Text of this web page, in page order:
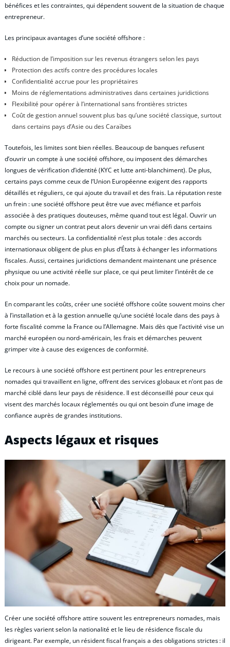
bénéfices et les contraintes, qui dépendent souvent de la situation de chaque
entrepreneur.
Les principaux avantages d’une société offshore :
Réduction de l’imposition sur les revenus étrangers selon les pays
Protection des actifs contre des procédures locales
Confidentialité accrue pour les propriétaires
Moins de réglementations administratives dans certaines juridictions
Flexibilité pour opérer à l’international sans frontières strictes
Coût de gestion annuel souvent plus bas qu’une société classique, surtout
dans certains pays d’Asie ou des Caraïbes
Toutefois, les limites sont bien réelles. Beaucoup de banques refusent
d’ouvrir un compte à une société offshore, ou imposent des démarches
longues de vérification d’identité (KYC et lutte anti-blanchiment). De plus,
certains pays comme ceux de l’Union Européenne exigent des rapports
détaillés et réguliers, ce qui ajoute du travail et des frais. La réputation reste
un frein : une société offshore peut être vue avec méfiance et parfois
associée à des pratiques douteuses, même quand tout est légal. Ouvrir un
compte ou signer un contrat peut alors devenir un vrai défi dans certains
marchés ou secteurs. La confidentialité n’est plus totale : des accords
internationaux obligent de plus en plus d’États à échanger les informations
fiscales. Aussi, certaines juridictions demandent maintenant une présence
physique ou une activité réelle sur place, ce qui peut limiter l’intérêt de ce
choix pour un nomade.
En comparant les coûts, créer une société offshore coûte souvent moins cher
à l’installation et à la gestion annuelle qu’une société locale dans des pays à
forte fiscalité comme la France ou l’Allemagne. Mais dès que l’activité vise un
marché européen ou nord-américain, les frais et démarches peuvent
grimper vite à cause des exigences de conformité.
Le recours à une société offshore est pertinent pour les entrepreneurs
nomades qui travaillent en ligne, offrent des services globaux et n’ont pas de
marché ciblé dans leur pays de résidence. Il est déconseillé pour ceux qui
visent des marchés locaux réglementés ou qui ont besoin d’une image de
confiance auprès de grandes institutions.
Aspects légaux et risques
Créer une société offshore attire souvent les entrepreneurs nomades, mais
les règles varient selon la nationalité et le lieu de résidence fiscale du
dirigeant. Par exemple, un résident fiscal français a des obligations strictes : il